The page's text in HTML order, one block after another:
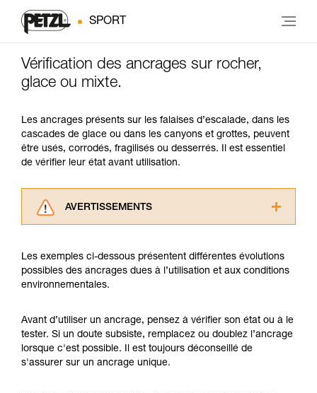
SPORT
Vérification des ancrages sur rocher,
glace ou mixte.
Les ancrages présents sur les falaises d’escalade, dans les
cascades de glace ou dans les canyons et grottes, peuvent
être usés, corrodés, fragilisés ou desserrés. Il est essentiel
de vérifier leur état avant utilisation.
AVERTISSEMENTS
consulter. Vous devez avoir compris les
informations de la notice technique pour
pouvoir comprendre ce complément
Maîtriser ces techniques nécessite une
formation et un entraînement spécifique. Validez
avec un professionnel votre capacité à refaire
la manipulation, seul, en toute sécurité, avant
Les exemples ci-dessous présentent différentes évolutions
possibles des ancrages dues à l’utilisation et aux conditions
environnementales.
Avant d’utiliser un ancrage, pensez à vérifier son état ou à le
tester. Si un doute subsiste, remplacez ou doublez l’ancrage
lorsque c'est possible. Il est toujours déconseillé de
s'assurer sur un ancrage unique.